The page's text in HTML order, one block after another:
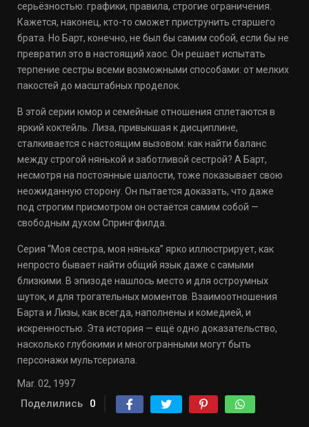
серьёзностью: графики, правила, строгие ограничения.
Кажется, наконец, кто-то сможет приструнить старшего
брата. Но Барт, конечно, не был бы самим собой, если бы не
превратил это в настоящий хаос. Он решает испытать
терпение сестры всеми возможными способами: от мелких
пакостей до масштабных проделок.
В этой серии юмор и семейные отношения сплетаются в
яркий коктейль. Лиза, привыкшая к дисциплине,
сталкивается с настоящим вызовом: как найти баланс
между строгой нянькой и заботливой сестрой? А Барт,
несмотря на постоянные шалости, тоже показывает свою
неожиданную сторону. Он пытается доказать, что даже
под строгим присмотром он остаётся самим собой —
свободным духом Спрингфилда.
Серия “Моя сестра, моя нянька” ярко иллюстрирует, как
непросто бывает найти общий язык даже с самыми
близкими. В эпизоде нашлось место и для остроумных
шуток, и для трогательных моментов. Взаимоотношения
Барта и Лизы, как всегда, наполнены и комедией, и
искренностью. Эта история — ещё одно доказательство,
насколько глубокими и многогранными могут быть
персонажи мультсериала.
Mar. 02, 1997
Поделились 0